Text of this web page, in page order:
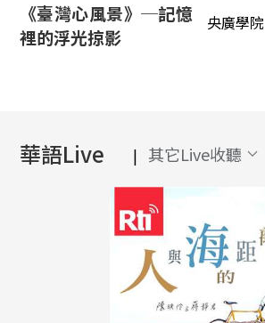
《臺灣心風景》─記憶
裡的浮光掠影
央廣學院
華語Live | 其它Live收聽